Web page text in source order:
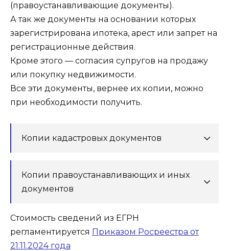
(правоустанавливающие документы).
А так же документы на основании которых
зарегистрирована ипотека, арест или запрет на
регистрационные действия.
Кроме этого — согласия супругов на продажу
или покупку недвижимости.
Все эти документы, вернее их копии, можно
при необходимости получить.
Копии кадастровых документов
Копии правоустанавливающих и иных
документов
Стоимость сведений из ЕГРН
регламентируется Приказом Росреестра от
21.11.2024 года